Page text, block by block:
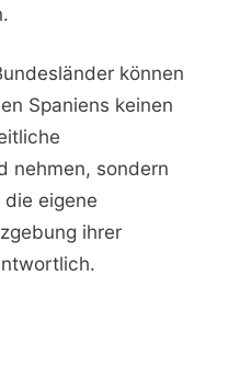
können
Spaniens keinen
nehmen, sondern
eigene
ihrer